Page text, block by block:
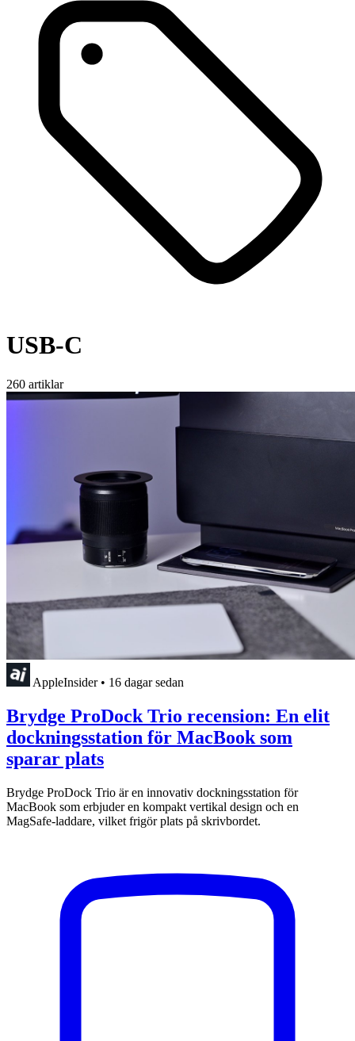
USB-C
260 artiklar
AppleInsider • 16 dagar sedan
Brydge ProDock Trio recension: En elit
dockningsstation för MacBook som
sparar plats
Brydge ProDock Trio är en innovativ dockningsstation för
MacBook som erbjuder en kompakt vertikal design och en
MagSafe-laddare, vilket frigör plats på skrivbordet.